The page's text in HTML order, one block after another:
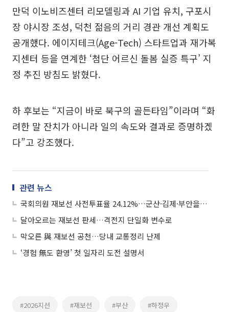
만덕 이노비즈센터 리모델링과 AI 기업 유치, 구포시
장 야시장 조성, 덕천 젊음의 거리 경관 개선 계획도
공개했다. 에이지테크(Age-Tech) 스타트업과 재가복
지센터 등을 연계한 ‘첨단 어르신 돌봄 실증 특구’ 지
정 추진 방침도 밝혔다.
하 후보는 “지금이 바로 북구의 골든타임”이라며 “화
려한 말 잔치가 아니라 일의 속도와 결과로 증명하겠
다”고 강조했다.
관련 뉴스
국회의원 재보선 사전투표율 24.12%…군산·김제·부안을 42.59% 최고
달아오르는 재보선 판세…격전지 단일화 변수로
막오른 與 재보선 공천…당내 교통정리 난제
‘경험 無도 환영’ 첫 일자리 도전 설명서
#2026지선 #재보선 #부산 #하정우